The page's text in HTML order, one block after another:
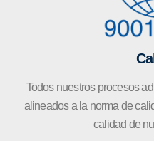
Todos nuestros procesos
alineados a la norma de
calidad de